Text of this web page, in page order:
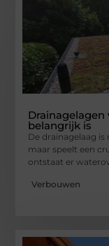
belangrijk is
De drainagelaag
maar speelt een
ontstaat er
Verbouwen